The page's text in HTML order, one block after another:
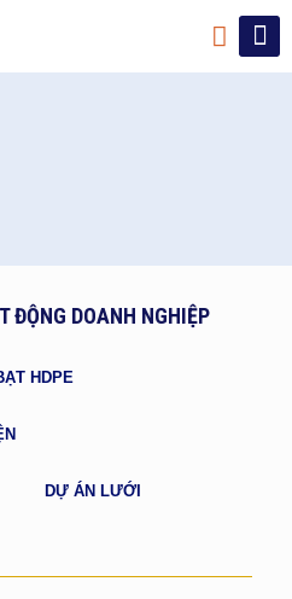
ĐỘNG DOANH NGHIỆP
HDPE
DỰ ÁN LƯỚI